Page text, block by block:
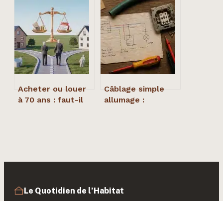
vitres : méthodes
simples et
produits efficaces
signes d’alerte et
nos solutions
naturelles pour
assainir votre
intérieur
Acheter ou louer
à 70 ans : faut-il
Câblage simple
allumage :
Le Quotidien de l’Habitat